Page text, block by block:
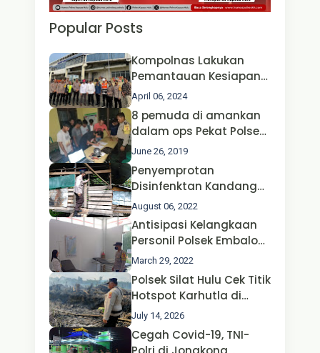
Popular Posts
Kompolnas Lakukan
Pemantauan Kesiapan
Operasi Ketupat 2024 di
Polda Jatim Bersama
Kapolri dan Menteri
Perhubungan
April 06, 2024
8 pemuda di amankan
dalam ops Pekat Polsek
Jongkong
June 26, 2019
Penyemprotan
Disinfenktan Kandang
Ternak Kambing warga
Oleh Satgas Ops Aman
Nusa II Polda Kalbar*
August 06, 2022
Antisipasi Kelangkaan
Personil Polsek Embaloh
Hulu Gencar Lakukan
Pengecekan Oksigen
March 29, 2022
Polsek Silat Hulu Cek Titik
Hotspot Karhutla di
Desa Nanga Dangkan,
Api Ditemukan Sudah
Padam
July 14, 2026
Cegah Covid-19, TNI-